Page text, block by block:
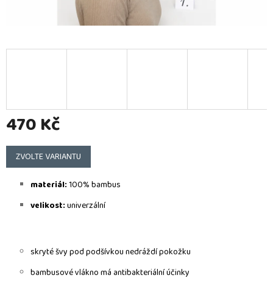
470 Kč
Měrná
cena:
ZVOLTE VARIANTU
materiál:100% bambus
velikost:univerzální
skryté švy pod podšívkou nedráždí pokožku
bambusové vlákno má antibakteriální účinky